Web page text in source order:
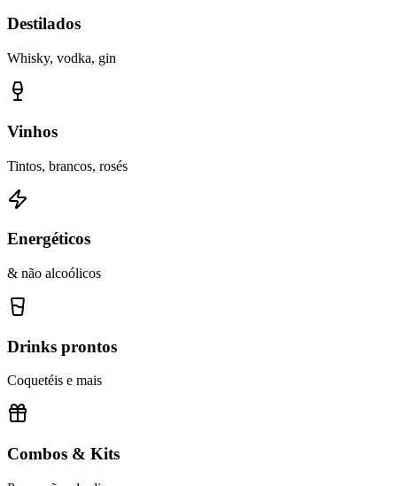
Destilados
Whisky, vodka, gin
Vinhos
Tintos, brancos, rosés
Energéticos
& não alcoólicos
Drinks prontos
Coquetéis e mais
Combos & Kits